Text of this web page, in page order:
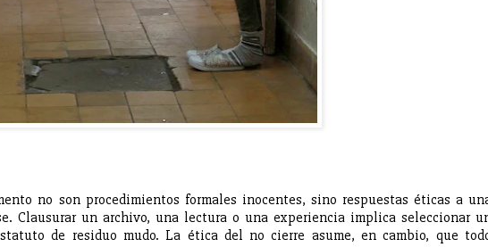
no son procedimientos formales inocentes, sino respuestas éticas a
Clausurar un archivo, una lectura o una experiencia implica seleccionar
de residuo mudo. La ética del no cierre asume, en cambio, que